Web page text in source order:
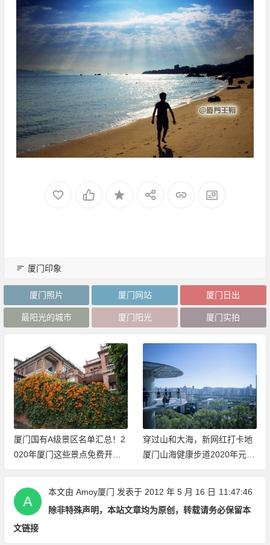
厦门印象
厦门照片 厦门网站 厦门日出
最阳光的城市 厦门阳光 厦门实拍
厦门国有A级景区名单汇总！2
020年厦门这些景点免费开放
（持续更新中）
穿过山和大海，新网红打卡地
厦门山海健康步道2020年元旦
开放体验
本文由 Amoy厦门 发表于 2012 年 5 月 16 日 11:47:46
除非特殊声明，本站文章均为原创，转载请务必保留本
文链接